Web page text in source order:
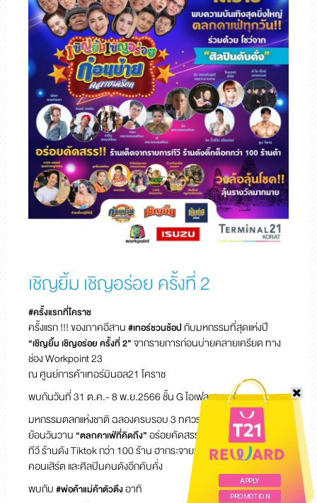
APPLY
PROMOTION
เชิญยิ้ม เชิญอร่อย ครั้งที่ 2
#ครั้งแรกที่โคราช
ครั้งแรก !!! ของภาคอีสาน#เทอร์ชวนช้อปกับมหกรรมที่สุดแห่งปี
“เชิญยิ้ม เชิญอร่อย ครั้งที่ 2”จากรายการก่อนบ่ายคลายเครียด ทาง
ช่อง Workpoint 23
ณ ศูนย์การค้าเทอร์มินอล21 โคราช
พบกันวันที่ 31 ต.ค.- 8 พ.ย.2566 ชั้น G ไอเฟล สแควร์
มหกรรมตลกแห่งชาติ ฉลองครบรอบ 3 ทศวรรษ บันเทิง สุดยิ่งใหญ่
ย้อนวันวาน“ตลกคาเฟ่ที่คิดถึง”อร่อยคัดสรร!! ร้านเด็ดจากรายการ
ทีวี ร้านดัง Tiktok กว่า 100 ร้านฮากระจายรวมตลก ทั่วฟ้าเมืองไทย
คอนเสิร์ต และศิลปินคนดังอีกคับคั่ง
พบกับ#พ่อค้าแม่ค้าตัวตึงอาทิ